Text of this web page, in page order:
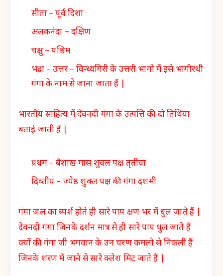
सीता – पूर्व दिशा
अलकनंदा – दक्षिण
चक्षु – पश्चिम
भद्रा – उत्तर – विन्ध्यगिरी के उत्तरी भागो में इसे भागीरथी
गंगा के नाम से जाना जाता हैं |
भारतीय साहित्य में देवनदी गंगा के उत्पत्ति की दो तिथिया
बताई जाती हैं |
प्रथम – बैशाख मास शुक्ल पक्ष तृतीया
दिव्तीय – ज्येष्ठ शुक्ल पक्ष की गंगा दशमी
गंगा जल का स्पर्श होते ही सारे पाप क्षण भर में धुल जाते हैं |
देवनदी गंगा जिनके दर्शन मात्र से ही सारे पाप धुल जाते हैं
क्यों की गंगा जी भगवान के उन चरण कमलो से निकली हैं
जिनके शरण में जाने से सारे क्लेश मिट जाते हैं |